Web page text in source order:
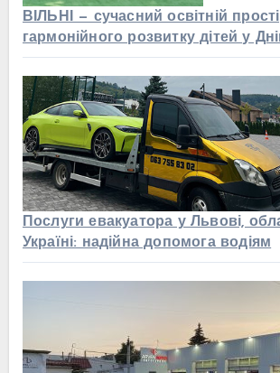
ВІЛЬНІ — сучасний освітній
гармонійного розвитку дітей у
Послуги евакуатора у Львові,
Україні: надійна допомога водіям